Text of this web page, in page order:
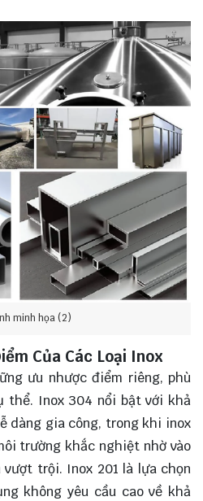
minh họa (2)
Của Các Loại Inox
ưu nhược điểm riêng, phù
thể. Inox 304 nổi bật với khả
dàng gia công, trong khi inox
trường khắc nghiệt nhờ vào
vượt trội. Inox 201 là lựa chọn
không yêu cầu cao về khả